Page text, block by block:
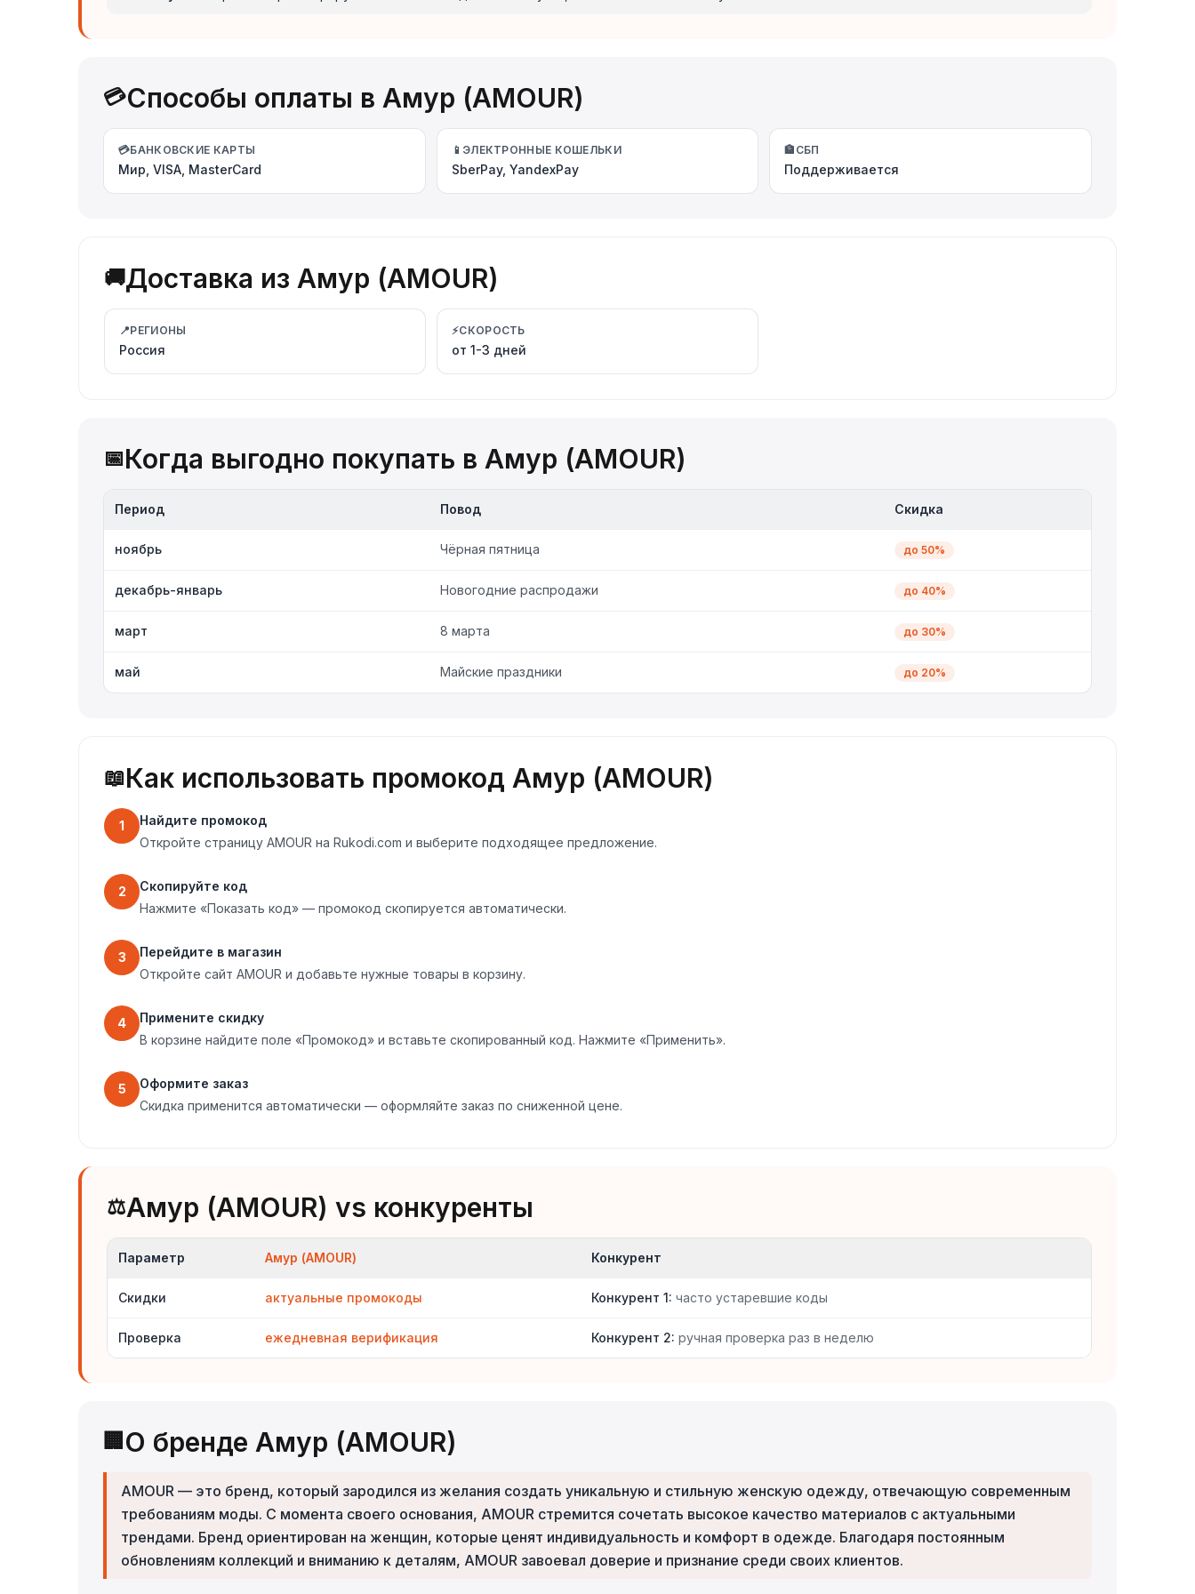
💳Способы оплаты в Амур (AMOUR)
💳БАНКОВСКИЕ КАРТЫ
Мир, VISA, MasterCard
📱 ЭЛЕКТРОННЫЕ КОШЕЛЬКИ
SberPay, YandexPay
🏦 СБП
Поддерживается
🚚Доставка из Амур (AMOUR)
📍РЕГИОНЫ
Россия
⚡СКОРОСТЬ
от 1-3 дней
📅Когда выгодно покупать в Амур (AMOUR)
Период Повод Скидка
ноябрь Чёрная пятница до 50%
декабрь-январь Новогодние распродажи до 40%
март 8 марта до 30%
май Майские праздники до 20%
📖Как использовать промокод Амур (AMOUR)
1
Найдите промокод
Откройте страницу AMOUR на Rukodi.com и выберите подходящее предложение.
2
Скопируйте код
Нажмите «Показать код» — промокод скопируется автоматически.
3
Перейдите в магазин
Откройте сайт AMOUR и добавьте нужные товары в корзину.
4
Примените скидку
В корзине найдите поле «Промокод» и вставьте скопированный код. Нажмите «Применить».
5
Оформите заказ
Скидка применится автоматически — оформляйте заказ по сниженной цене.
⚖️Амур (AMOUR) vs конкуренты
Параметр Амур (AMOUR) Конкурент
Скидки актуальные промокоды Конкурент 1: часто устаревшие коды
Проверка ежедневная верификация Конкурент 2: ручная проверка раз в неделю
🏢 О бренде Амур (AMOUR)
AMOUR — это бренд, который зародился из желания создать уникальную и стильную женскую одежду, отвечающую современным
требованиям моды. С момента своего основания, AMOUR стремится сочетать высокое качество материалов с актуальными
трендами. Бренд ориентирован на женщин, которые ценят индивидуальность и комфорт в одежде. Благодаря постоянным
обновлениям коллекций и вниманию к деталям, AMOUR завоевал доверие и признание среди своих клиентов.